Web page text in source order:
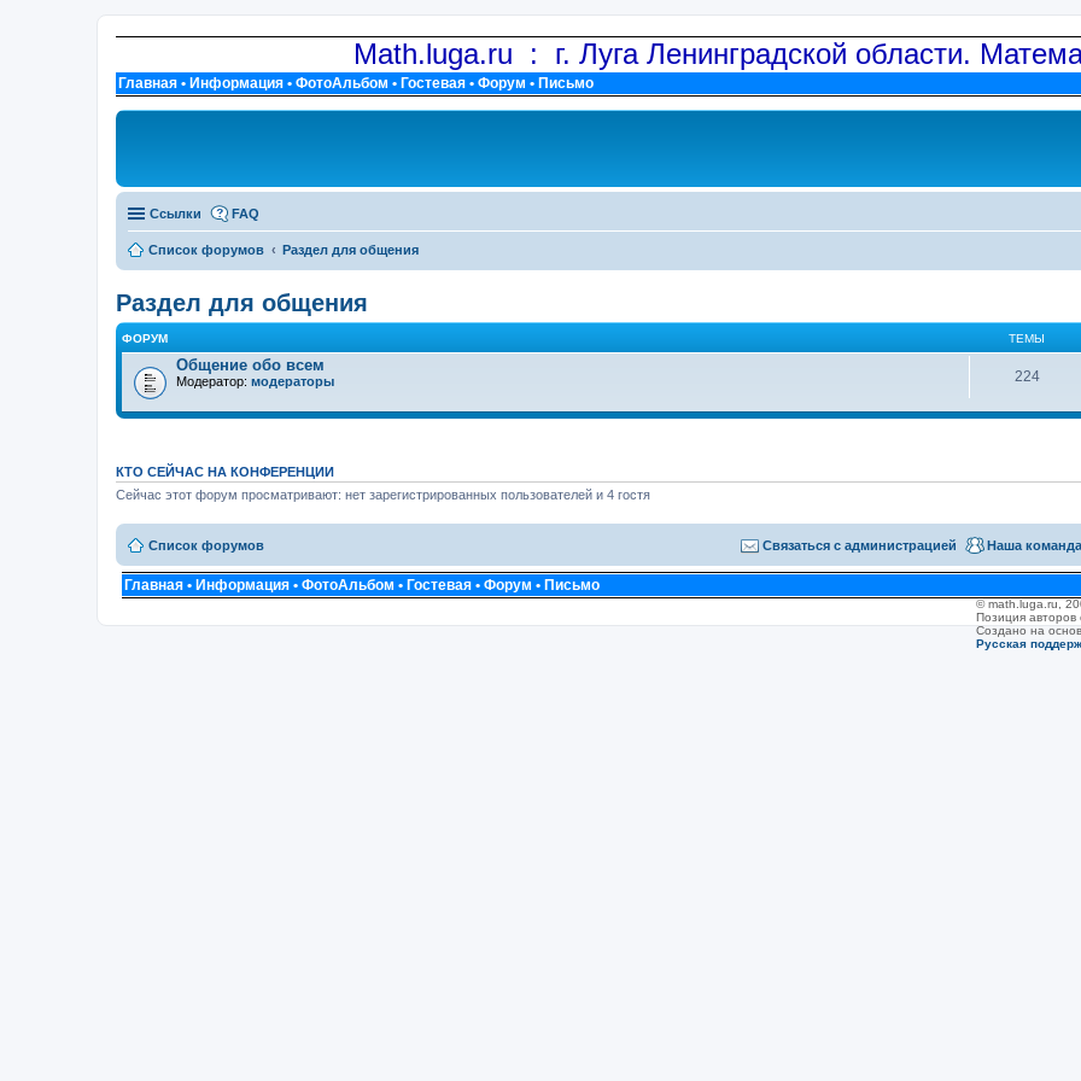
Math.luga.ru : г. Луга Ленинградской области.
Главная • Информация • ФотоАльбом • Гостевая • Форум • Письмо
Ссылки FAQ
Список форумов Раздел для общения
Раздел для общения
ФОРУМ ТЕМЫ
Общение обо всем
Модератор: модераторы 224
КТО СЕЙЧАС НА КОНФЕРЕНЦИИ
Сейчас этот форум просматривают: нет зарегистрированных пользователей и 4 гостя
Список форумов Наша команда
Связаться с администрацией
Главная • Информация • ФотоАльбом • Гостевая • Форум • Письмо
© math.luga.ru,
Позиция авторов
Создано на
Русская